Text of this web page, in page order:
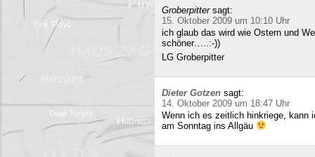
Groberpitter sagt:
15. Oktober 2009 um 10:10 Uhr
ich glaub das wird wie Ostern und
schöner…..:-))
LG Groberpitter
Dieter Gotzen sagt:
14. Oktober 2009 um 18:47 Uhr
Wenn ich es zeitlich hinkriege, kann
am Sonntag ins Allgäu